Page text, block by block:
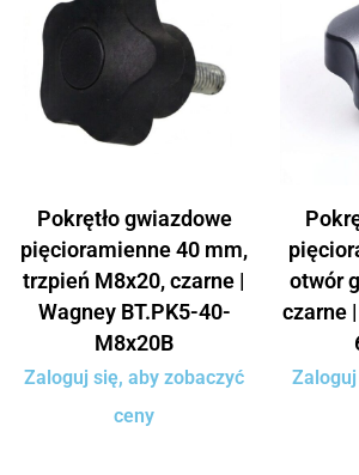
Pokrętło gwiazdowe
pięcioramienne 40 mm,
trzpień M8x20, czarne |
Wagney BT.PK5-40-
M8x20B
Zaloguj się, aby zobaczyć
ceny
otwór
czarne